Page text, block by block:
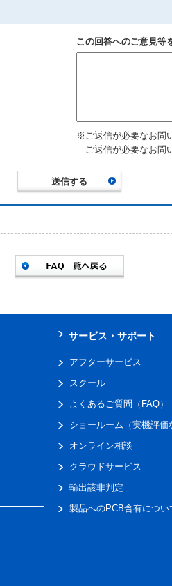
この回答へのご意見等
※ご返信が必要なお問
ご返信が必要なお問
サービス・サポート
アフターサービス
スクール
よくあるご質問（FAQ）
ショールーム（実機評価
オンライン相談
クラウドサービス
輸出該非判定
製品へのPCB含有につい